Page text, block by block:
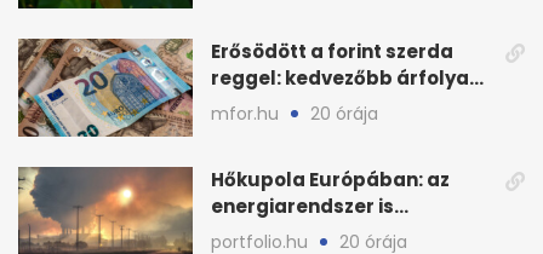
Erősödött a forint szerda
reggel: kedvezőbb árfolyam
az euróhoz képest
mfor.hu 20 órája
Hőkupola Európában: az
energiarendszer is
túlmelegszik, nő a kockázat
portfolio.hu 20 órája